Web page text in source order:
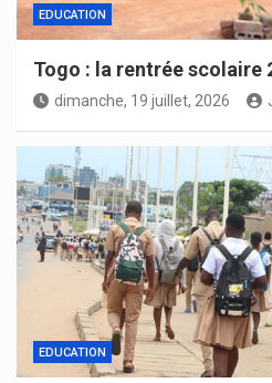
EDUCATION
Togo : la rentrée scolaire
dimanche, 19 juillet, 2026
EDUCATION